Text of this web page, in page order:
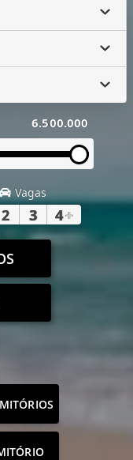
6.500.000
Vagas
2 3 4+